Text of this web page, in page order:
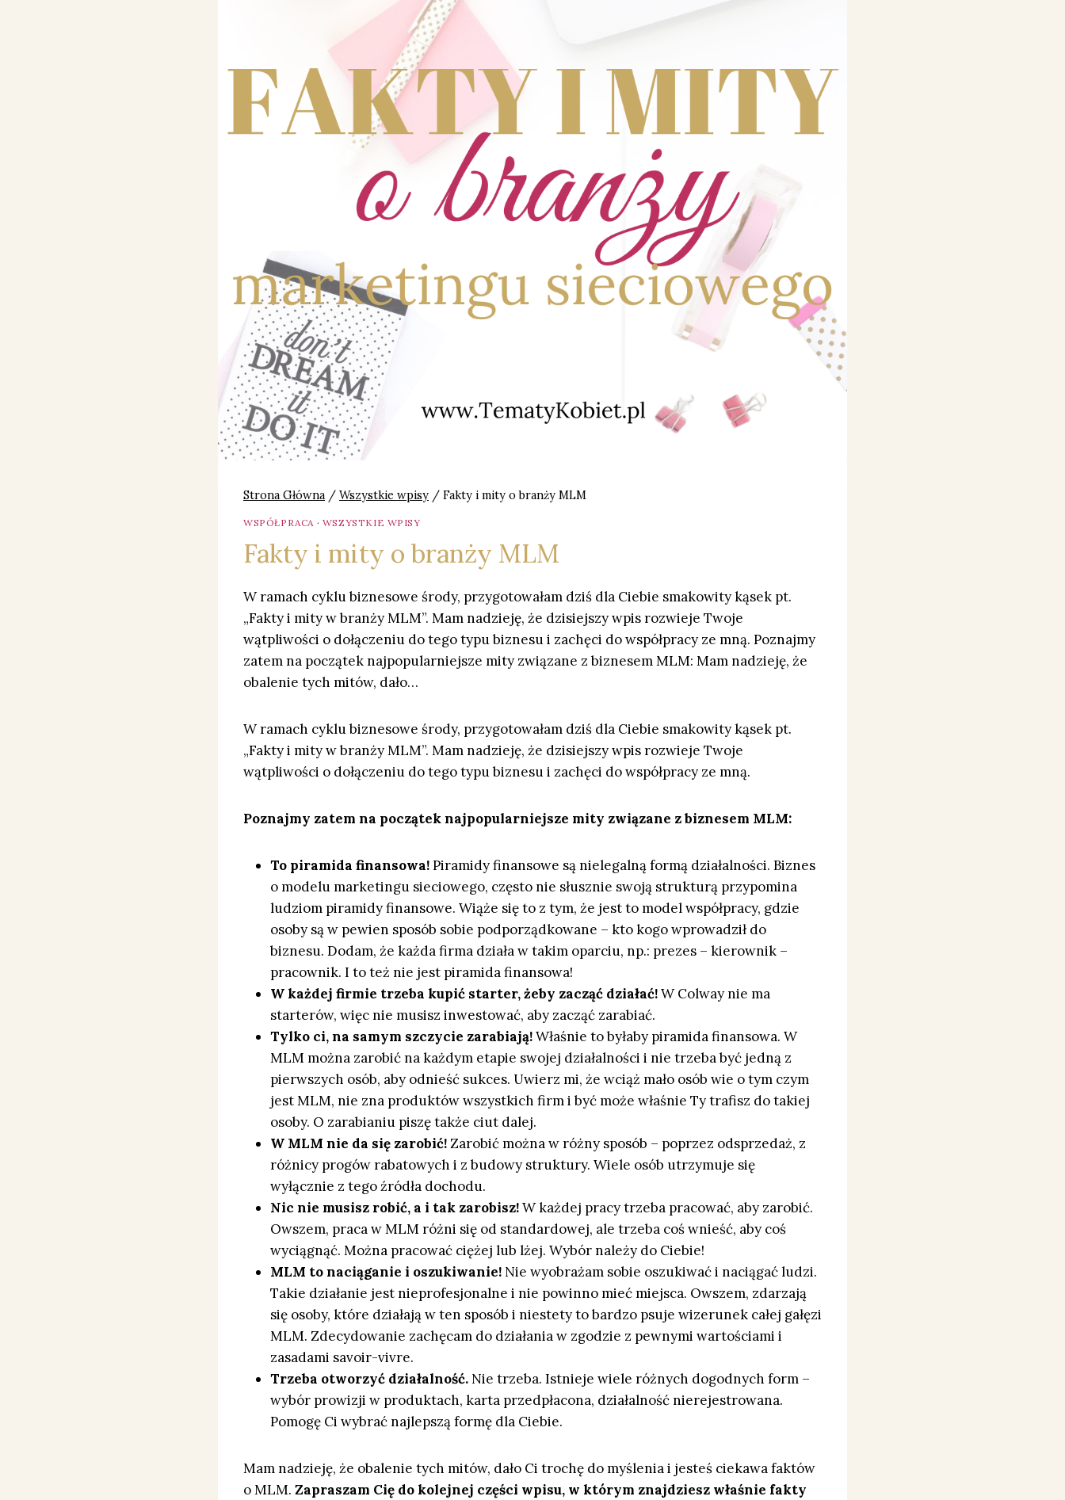
Strona Główna / Wszystkie wpisy / Fakty i mity o branży MLM
WSPÓŁPRACA· WSZYSTKIE WPISY
Fakty i mity o branży MLM
W ramach cyklu biznesowe środy, przygotowałam dziś dla Ciebie smakowity kąsek pt.
„Fakty i mity w branży MLM”. Mam nadzieję, że dzisiejszy wpis rozwieje Twoje
wątpliwości o dołączeniu do tego typu biznesu i zachęci do współpracy ze mną. Poznajmy
zatem na początek najpopularniejsze mity związane z biznesem MLM: Mam nadzieję, że
obalenie tych mitów, dało…
W ramach cyklu biznesowe środy, przygotowałam dziś dla Ciebie smakowity kąsek pt.
„Fakty i mity w branży MLM”. Mam nadzieję, że dzisiejszy wpis rozwieje Twoje
wątpliwości o dołączeniu do tego typu biznesu i zachęci do współpracy ze mną.
Poznajmy zatem na początek najpopularniejsze mity związane z biznesem MLM:
To piramida finansowa!Piramidy finansowe są nielegalną formą działalności. Biznes
o modelu marketingu sieciowego, często nie słusznie swoją strukturą przypomina
ludziom piramidy finansowe. Wiąże się to z tym, że jest to model współpracy, gdzie
osoby są w pewien sposób sobie podporządkowane – kto kogo wprowadził do
biznesu. Dodam, że każda firma działa w takim oparciu, np.: prezes – kierownik –
pracownik. I to też nie jest piramida finansowa!
W każdej firmie trzeba kupić starter, żeby zacząć działać!W Colway nie ma
starterów, więc nie musisz inwestować, aby zacząć zarabiać.
Tylko ci, na samym szczycie zarabiają!Właśnie to byłaby piramida finansowa. W
MLM można zarobić na każdym etapie swojej działalności i nie trzeba być jedną z
pierwszych osób, aby odnieść sukces. Uwierz mi, że wciąż mało osób wie o tym czym
jest MLM, nie zna produktów wszystkich firm i być może właśnie Ty trafisz do takiej
osoby. O zarabianiu piszę także ciut dalej.
W MLM nie da się zarobić!Zarobić można w różny sposób – poprzez odsprzedaż, z
różnicy progów rabatowych i z budowy struktury. Wiele osób utrzymuje się
wyłącznie z tego źródła dochodu.
Nic nie musisz robić, a i tak zarobisz!W każdej pracy trzeba pracować, aby zarobić.
Owszem, praca w MLM różni się od standardowej, ale trzeba coś wnieść, aby coś
wyciągnąć. Można pracować ciężej lub lżej. Wybór należy do Ciebie!
MLM to naciąganie i oszukiwanie! Nie wyobrażam sobie oszukiwać i naciągać ludzi.
Takie działanie jest nieprofesjonalne i nie powinno mieć miejsca. Owszem, zdarzają
się osoby, które działają w ten sposób i niestety to bardzo psuje wizerunek całej gałęzi
MLM. Zdecydowanie zachęcam do działania w zgodzie z pewnymi wartościami i
zasadami savoir-vivre.
Trzeba otworzyć działalność. Nie trzeba. Istnieje wiele różnych dogodnych form –
wybór prowizji w produktach, karta przedpłacona, działalność nierejestrowana.
Pomogę Ci wybrać najlepszą formę dla Ciebie.
Mam nadzieję, że obalenie tych mitów, dało Ci trochę do myślenia i jesteś ciekawa faktów
o MLM. Zapraszam Cię do kolejnej części wpisu, w którym znajdziesz właśnie fakty